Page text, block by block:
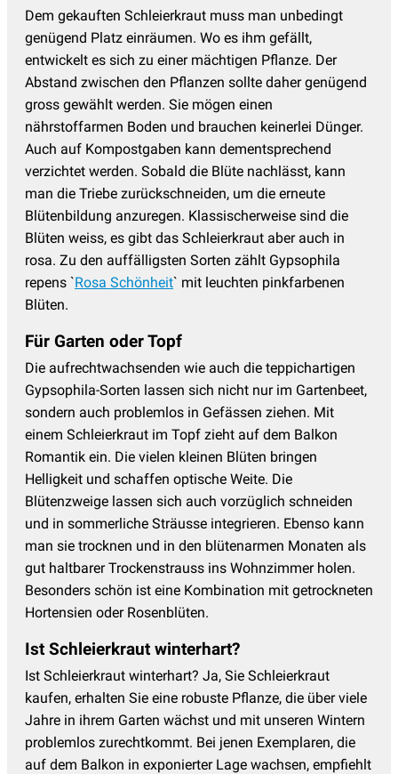
Dem gekauften Schleierkraut muss man unbedingt
genügend Platz einräumen. Wo es ihm gefällt,
entwickelt es sich zu einer mächtigen Pflanze. Der
Abstand zwischen den Pflanzen sollte daher genügend
gross gewählt werden. Sie mögen einen
nährstoffarmen Boden und brauchen keinerlei Dünger.
Auch auf Kompostgaben kann dementsprechend
verzichtet werden. Sobald die Blüte nachlässt, kann
man die Triebe zurückschneiden, um die erneute
Blütenbildung anzuregen. Klassischerweise sind die
Blüten weiss, es gibt das Schleierkraut aber auch in
rosa. Zu den auffälligsten Sorten zählt Gypsophila
repens `Rosa Schönheit` mit leuchten pinkfarbenen
Blüten.
Für Garten oder Topf
Die aufrechtwachsenden wie auch die teppichartigen
Gypsophila-Sorten lassen sich nicht nur im Gartenbeet,
sondern auch problemlos in Gefässen ziehen. Mit
einem Schleierkraut im Topf zieht auf dem Balkon
Romantik ein. Die vielen kleinen Blüten bringen
Helligkeit und schaffen optische Weite. Die
Blütenzweige lassen sich auch vorzüglich schneiden
und in sommerliche Sträusse integrieren. Ebenso kann
man sie trocknen und in den blütenarmen Monaten als
gut haltbarer Trockenstrauss ins Wohnzimmer holen.
Besonders schön ist eine Kombination mit getrockneten
Hortensien oder Rosenblüten.
Ist Schleierkraut winterhart?
Ist Schleierkraut winterhart? Ja, Sie Schleierkraut
kaufen, erhalten Sie eine robuste Pflanze, die über viele
Jahre in ihrem Garten wächst und mit unseren Wintern
problemlos zurechtkommt. Bei jenen Exemplaren, die
auf dem Balkon in exponierter Lage wachsen, empfiehlt